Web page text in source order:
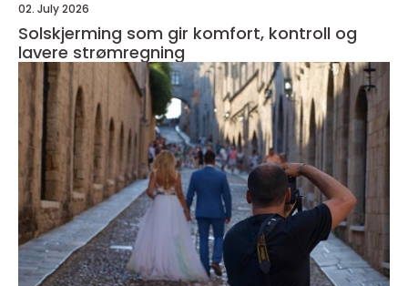
02. July 2026
Solskjerming som gir komfort, kontroll og
lavere strømregning